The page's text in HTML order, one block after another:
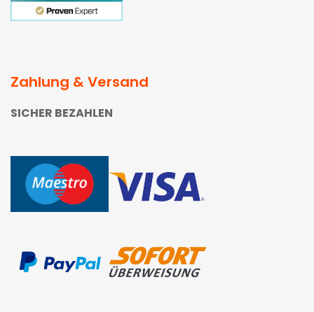
Zahlung & Versand
SICHER BEZAHLEN